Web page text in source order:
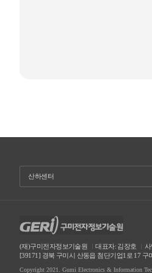
(재)구미전자정보기술원 ㅣ대표자: 김장호
[39171] 경북 구미시 산동읍 첨단기업1로 17 구
Copyright 2021. Gumi Electronics & Information